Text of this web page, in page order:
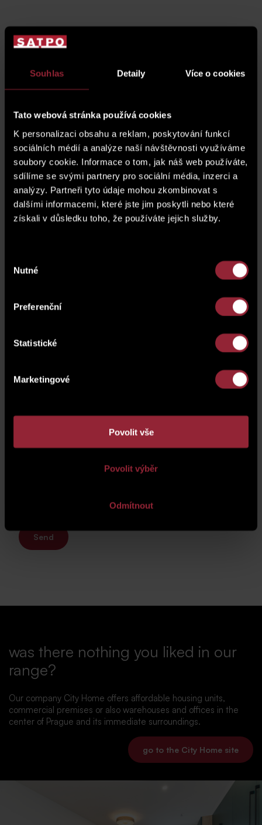
Souhlas Detaily Více o cookies
Tato webová stránka používá cookies
K personalizaci obsahu a reklam, poskytování funkcí
sociálních médií a analýze naší návštěvnosti využíváme
soubory cookie. Informace o tom, jak náš web používáte,
sdílíme se svými partnery pro sociální média, inzerci a
analýzy. Partneři tyto údaje mohou zkombinovat s
dalšími informacemi, které jste jim poskytli nebo které
získali v důsledku toho, že používáte jejich služby.
souhlasu
Nutné
Preferenční
Statistické
Marketingové
Povolit vše
Povolit výběr
Odmítnout
Cuntact Us
would you like to arrange a viewing? Fill out the form and
we will get back to you shortly.
Your personal information will be processed according to
thePrivacy Policy.
Send
was there nothing you liked in our
range?
Our company City Home offers affordable housing units,
commercial premises or also warehouses and offices in the
center of Prague and its immediate surroundings.
go to the City Home site